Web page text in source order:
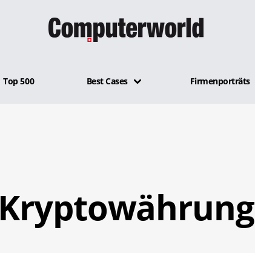
Top 500 Best Cases Firmenporträts
Kryptowährung